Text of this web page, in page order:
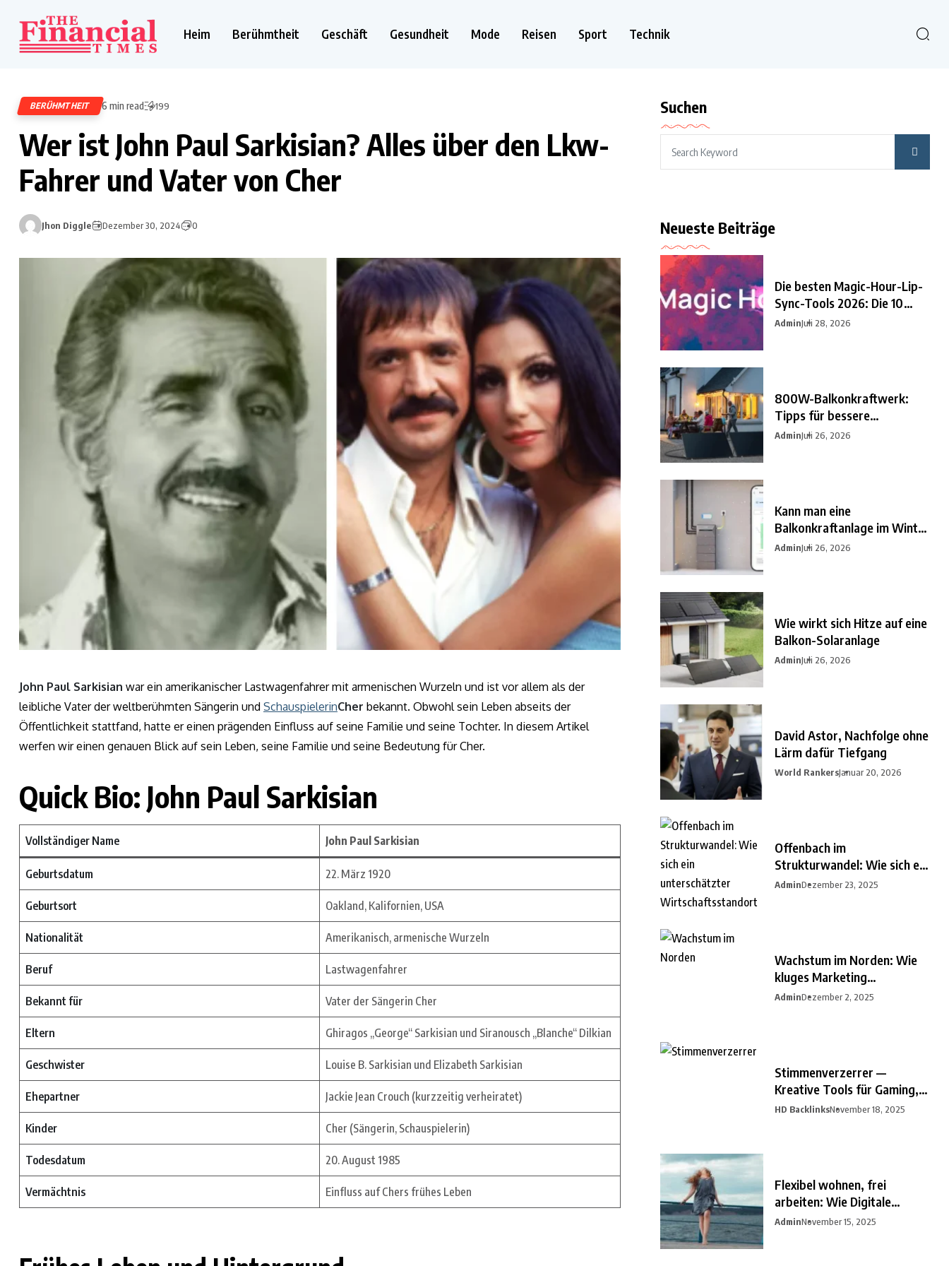
Heim Berühmtheit Geschäft Gesundheit Mode Reisen Sport Technik
BERÜHMTHEIT 6 min read 199
Wer ist John Paul Sarkisian? Alles über den Lkw-
Fahrer und Vater von Cher
Jhon Diggle Dezember 30, 2024 0
John Paul Sarkisian war ein amerikanischer Lastwagenfahrer mit armenischen Wurzeln und ist vor allem als der
leibliche Vater der weltberühmten Sängerin und SchauspielerinCher bekannt. Obwohl sein Leben abseits der
Öffentlichkeit stattfand, hatte er einen prägenden Einfluss auf seine Familie und seine Tochter. In diesem Artikel
werfen wir einen genauen Blick auf sein Leben, seine Familie und seine Bedeutung für Cher.
Quick Bio: John Paul Sarkisian
Vollständiger Name John Paul Sarkisian
Geburtsdatum 22. März 1920
Geburtsort Oakland, Kalifornien, USA
Nationalität Amerikanisch, armenische Wurzeln
Beruf Lastwagenfahrer
Bekannt für Vater der Sängerin Cher
Eltern Ghiragos „George“ Sarkisian und Siranousch „Blanche“ Dilkian
Geschwister Louise B. Sarkisian und Elizabeth Sarkisian
Ehepartner Jackie Jean Crouch (kurzzeitig verheiratet)
Kinder Cher (Sängerin, Schauspielerin)
Todesdatum 20. August 1985
Vermächtnis Einfluss auf Chers frühes Leben
Suchen
Neueste Beiträge
Die besten Magic-Hour-Lip-
Sync-Tools 2026: Die 10
besten
AdminJuli 28, 2026
800W-Balkonkraftwerk:
Tipps für bessere
Einsparungen
AdminJuli 26, 2026
Kann man eine
Balkonkraftanlage im Winter
nutzen?
AdminJuli 26, 2026
Wie wirkt sich Hitze auf eine
Balkon-Solaranlage
AdminJuli 26, 2026
David Astor, Nachfolge ohne
Lärm dafür Tiefgang
World RankersJanuar 20, 2026
Offenbach im
Strukturwandel: Wie sich ein
unterschätzter
AdminDezember 23, 2025
Wachstum im Norden: Wie
kluges Marketing
Unternehmen
AdminDezember 2, 2025
Stimmenverzerrer —
Kreative Tools für Gaming,
Streaming
HD BacklinksNovember 18, 2025
Flexibel wohnen, frei
arbeiten: Wie Digitale
Nomaden
AdminNovember 15, 2025